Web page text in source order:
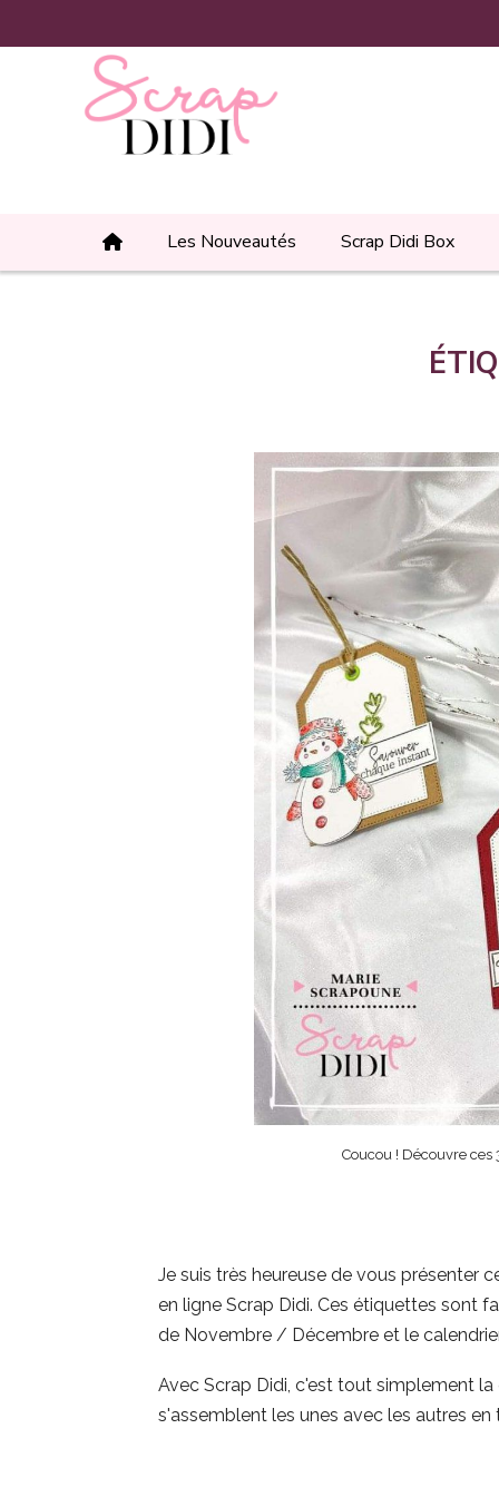
Les Nouveautés Scrap Didi Box
Coucou ! Découvre
Je suis très heureuse de vous présenter
en ligne Scrap Didi. Ces étiquettes sont
de Novembre / Décembre et le
Avec Scrap Didi, c'est tout simplement
s'assemblent les unes avec les autres